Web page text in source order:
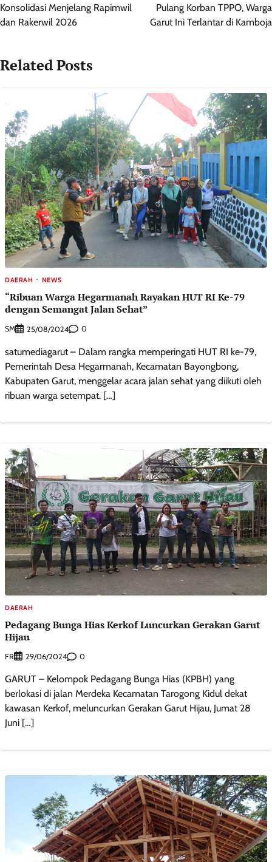
Konsolidasi Menjelang Rapimwil
dan Rakerwil 2026
Pulang Korban TPPO, Warga
Garut Ini Terlantar di Kamboja
Related Posts
DAERAH NEWS
“Ribuan Warga Hegarmanah Rayakan HUT RI Ke-79
dengan Semangat Jalan Sehat”
SM 25/08/2024 0
satumediagarut – Dalam rangka memperingati HUT RI ke-79,
Pemerintah Desa Hegarmanah, Kecamatan Bayongbong,
Kabupaten Garut, menggelar acara jalan sehat yang diikuti oleh
ribuan warga setempat. […]
DAERAH
Pedagang Bunga Hias Kerkof Luncurkan Gerakan Garut
Hijau
FR 29/06/2024 0
GARUT – Kelompok Pedagang Bunga Hias (KPBH) yang
berlokasi di jalan Merdeka Kecamatan Tarogong Kidul dekat
kawasan Kerkof, meluncurkan Gerakan Garut Hijau, Jumat 28
Juni […]